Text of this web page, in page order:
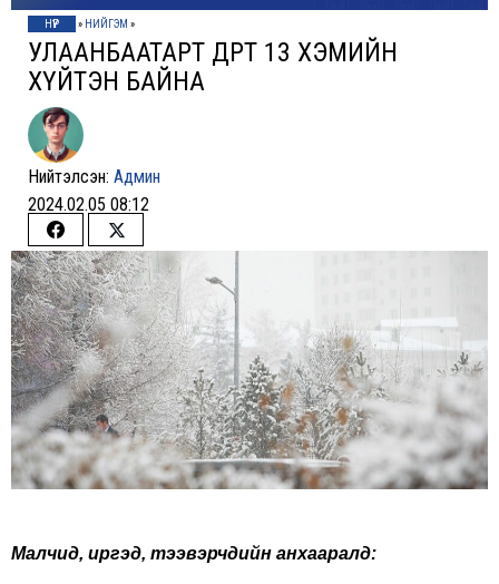
НҮҮР » НИЙГЭМ »
УЛААНБААТАРТ ӨДӨРТӨӨ 13 ХЭМИЙН
ХҮЙТЭН БАЙНА
Нийтэлсэн: Админ
2024.02.05 08:12
Share
on
Facebook
Share
on
Twitter
Малч­ид, иргэд, тээвэрчдийн анхааралд: